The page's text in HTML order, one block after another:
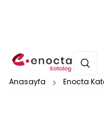
Anasayfa Enocta